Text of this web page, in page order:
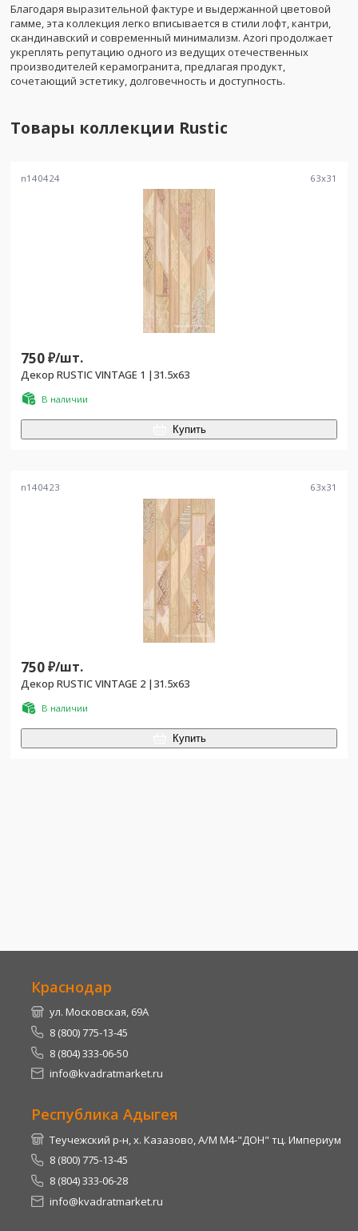
Благодаря выразительной фактуре и выдержанной цветовой
гамме, эта коллекция легко вписывается в стили лофт, кантри,
скандинавский и современный минимализм. Azori продолжает
укреплять репутацию одного из ведущих отечественных
производителей керамогранита, предлагая продукт,
сочетающий эстетику, долговечность и доступность.
Товары коллекции Rustic
n140424 63x31
750₽/шт.
Декор RUSTIC VINTAGE 1 |31.5x63
В наличии
Купить
n140423 63x31
750₽/шт.
Декор RUSTIC VINTAGE 2 |31.5x63
В наличии
Купить
Краснодар
ул. Московская, 69А
8 (800) 775-13-45
8 (804) 333-06-50
info@kvadratmarket.ru
Республика Адыгея
Теучежский р-н, х. Казазово, А/М М4-"ДОН" тц. Империум
8 (800) 775-13-45
8 (804) 333-06-28
info@kvadratmarket.ru